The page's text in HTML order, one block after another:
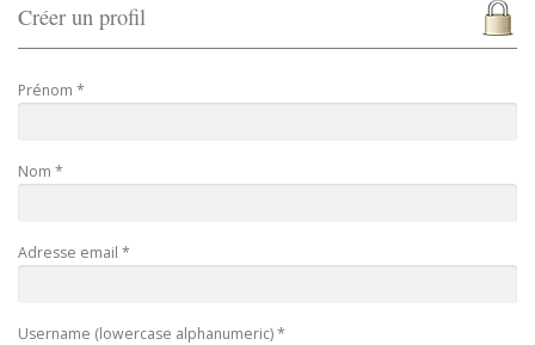
Créer un profil
Prénom *
Nom *
Adresse email *
Username (lowercase alphanumeric) *